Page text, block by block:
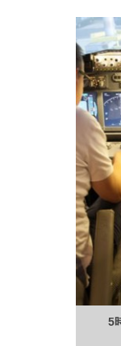
5